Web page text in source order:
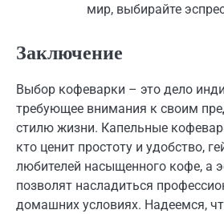
мир, выбирайте
Заключение
Выбор кофеварки – это дело
требующее внимания к своим
стилю жизни. Капельные
кто ценит простоту и удобство,
любителей насыщенного кофе, а
позволят насладиться
домашних условиях. Надеемся,